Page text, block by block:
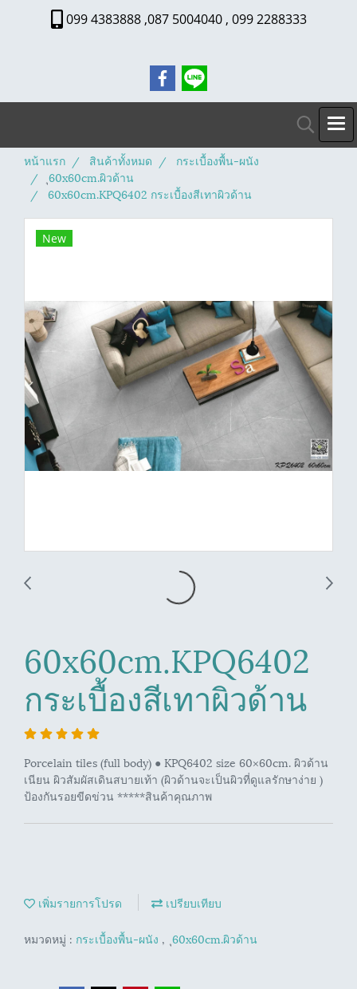
099 4383888 ,087 5004040 , 099 2288333
หน้าแรก สินค้าทั้งหมด
กระเบื้องพื้น-ผนัง
ุ60x60cm.ผิวด้าน
60x60cm.KPQ6402 กระเบื้องสีเทาผิวด้าน
New
60x60cm.KPQ6402
กระเบื้องสีเทาผิวด้าน
Porcelain tiles (full body) ● KPQ6402 size 60×60cm. ผิวด้าน
เนียน ผิวสัมผัสเดินสบายเท้า (ผิวด้านจะเป็นผิวที่ดูแลรักษาง่าย )
ป้องกันรอยขีดข่วน *****สินค้าคุณภาพ
เพิ่มรายการโปรด เปรียบเทียบ
หมวดหมู่ : กระเบื้องพื้น-ผนัง , ุ60x60cm.ผิวด้าน